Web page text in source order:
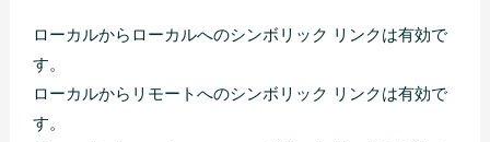
ローカルからローカルへのシンボリック リンクは有効で
す。
ローカルからリモートへのシンボリック リンクは有効で
す。